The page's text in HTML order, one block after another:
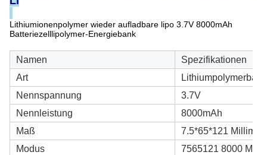
Lithiumionenpolymer wieder aufladbare lipo 3.7V 8000mAh
Batteriezelllipolymer-Energiebank
Namen
Spezifikationen
Art
Nennspannung
3.7V
Nennleistung
8000mAh
Maß
7.5*65*121
Modus
7565121 8000